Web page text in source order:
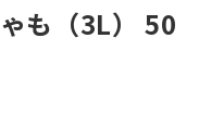
も（3L） 50